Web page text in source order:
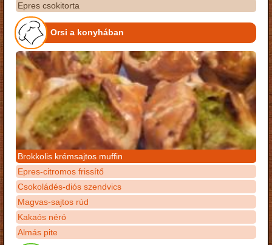
Epres csokitorta
Orsi a konyhában
Brokkolis krémsajtos muffin
Epres-citromos frissítő
Csokoládés-diós szendvics
Magvas-sajtos rúd
Kakaós néró
Almás pite